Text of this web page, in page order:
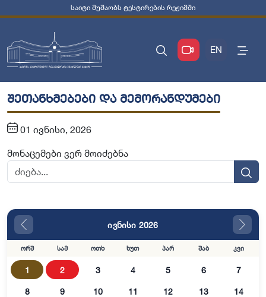
საიტი მუშაობს ტესტირების რეჟიმში
EN
შეთანხმებები და მემორანდუმები
01 ივნისი, 2026
მონაცემები ვერ მოიძებნა
ივნისი 2026
ორშ სამ ოთხ ხუთ პარ შაბ კვი
1 2 3 4 5 6 7
8 9 10 11 12 13 14